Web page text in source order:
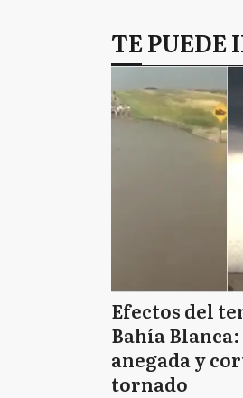
TE PUEDE
Efectos del
Bahía
anegada y
tornado